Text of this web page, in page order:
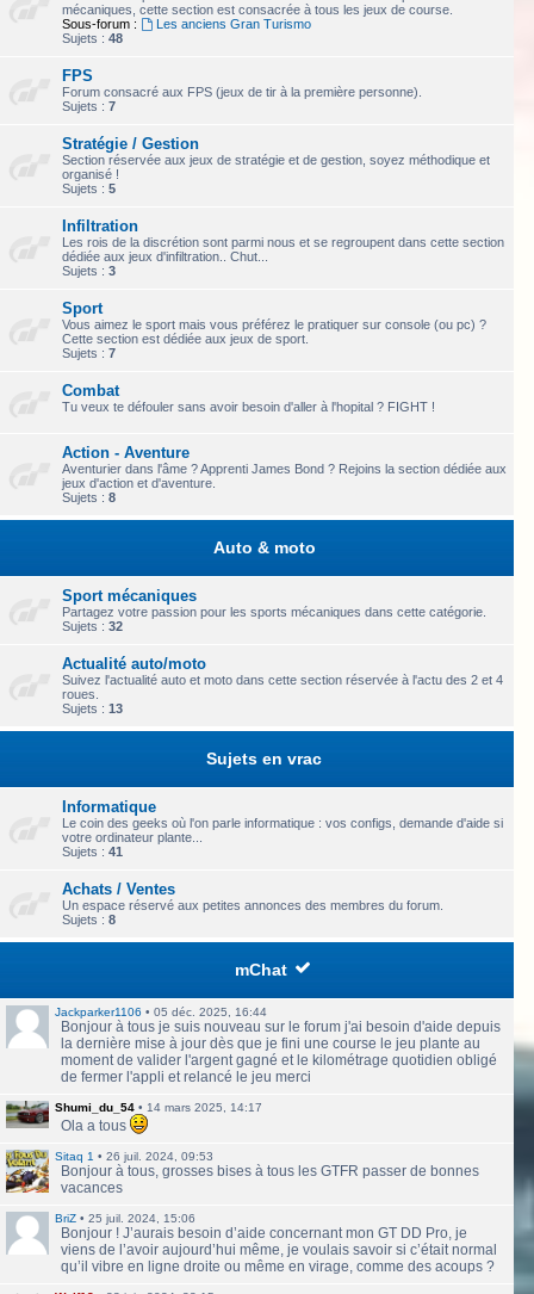
mécaniques, cette section est consacrée à tous les jeux de course.
Sous-forum :
Les anciens Gran Turismo
Sujets : 48
FPS
Forum consacré aux FPS (jeux de tir à la première personne).
Sujets : 7
Stratégie / Gestion
Section réservée aux jeux de stratégie et de gestion, soyez méthodique et
organisé !
Sujets : 5
Infiltration
Les rois de la discrétion sont parmi nous et se regroupent dans cette section
dédiée aux jeux d'infiltration.. Chut...
Sujets : 3
Sport
Vous aimez le sport mais vous préférez le pratiquer sur console (ou pc) ?
Cette section est dédiée aux jeux de sport.
Sujets : 7
Combat
Tu veux te défouler sans avoir besoin d'aller à l'hopital ? FIGHT !
Action - Aventure
Aventurier dans l'âme ? Apprenti James Bond ? Rejoins la section dédiée aux
jeux d'action et d'aventure.
Sujets : 8
Auto & moto
Sport mécaniques
Partagez votre passion pour les sports mécaniques dans cette catégorie.
Sujets : 32
Actualité auto/moto
Suivez l'actualité auto et moto dans cette section réservée à l'actu des 2 et 4
roues.
Sujets : 13
Sujets en vrac
Informatique
Le coin des geeks où l'on parle informatique : vos configs, demande d'aide si
votre ordinateur plante...
Sujets : 41
Achats / Ventes
Un espace réservé aux petites annonces des membres du forum.
Sujets : 8
mChat
Jackparker1106 • 05 déc. 2025, 16:44
Bonjour à tous je suis nouveau sur le forum j'ai besoin d'aide depuis
la dernière mise à jour dès que je fini une course le jeu plante au
moment de valider l'argent gagné et le kilométrage quotidien obligé
de fermer l'appli et relancé le jeu merci
Shumi_du_54 • 14 mars 2025, 14:17
Ola a tous
Sitaq 1 • 26 juil. 2024, 09:53
Bonjour à tous, grosses bises à tous les GTFR passer de bonnes
vacances
BriZ • 25 juil. 2024, 15:06
Bonjour ! J’aurais besoin d’aide concernant mon GT DD Pro, je
viens de l’avoir aujourd’hui même, je voulais savoir si c’était normal
qu’il vibre en ligne droite ou même en virage, comme des acoups ?